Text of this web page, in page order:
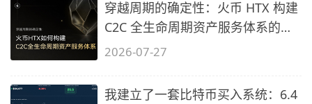
穿越周期的确定性：火币 HTX 构建
C2C 全生命周期资产服务体系的过
程
2026-07-27
我建立了一套比特币买入系统：6.4